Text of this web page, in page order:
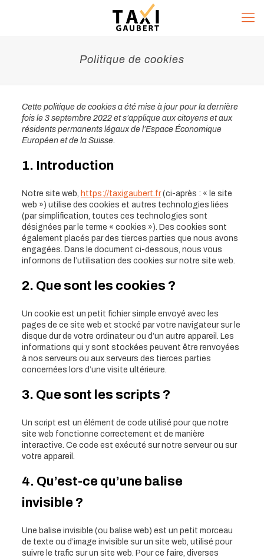
Politique de cookies
Cette politique de cookies a été mise à jour pour la dernière
fois le 3 septembre 2022 et s’applique aux citoyens et aux
résidents permanents légaux de l’Espace Économique
Européen et de la Suisse.
1. Introduction
Notre site web, https://taxigaubert.fr(ci-après : « le site
web ») utilise des cookies et autres technologies liées
(par simplification, toutes ces technologies sont
désignées par le terme « cookies »). Des cookies sont
également placés par des tierces parties que nous avons
engagées. Dans le document ci-dessous, nous vous
informons de l’utilisation des cookies sur notre site web.
2. Que sont les cookies ?
Un cookie est un petit fichier simple envoyé avec les
pages de ce site web et stocké par votre navigateur sur le
disque dur de votre ordinateur ou d’un autre appareil. Les
informations qui y sont stockées peuvent être renvoyées
à nos serveurs ou aux serveurs des tierces parties
concernées lors d’une visite ultérieure.
3. Que sont les scripts ?
Un script est un élément de code utilisé pour que notre
site web fonctionne correctement et de manière
interactive. Ce code est exécuté sur notre serveur ou sur
votre appareil.
4. Qu’est-ce qu’une balise
invisible ?
Une balise invisible (ou balise web) est un petit morceau
de texte ou d’image invisible sur un site web, utilisé pour
suivre le trafic sur un site web. Pour ce faire, diverses